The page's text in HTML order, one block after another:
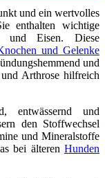
und ein wertvolles
enthalten wichtige
und Eisen. Diese
und Gelenke
und
Arthrose hilfreich
entwässernd und
den Stoffwechsel
und Mineralstoffe
bei älteren Hunden